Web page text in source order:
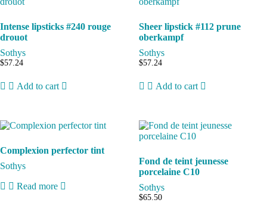
Intense lipsticks #240 rouge
drouot
Sothys
$57.24
Add to cart
Sheer lipstick #112 prune
oberkampf
Sothys
$57.24
Add to cart
Complexion perfector tint
Sothys
Read more
Fond de teint jeunesse
porcelaine C10
Sothys
$65.50